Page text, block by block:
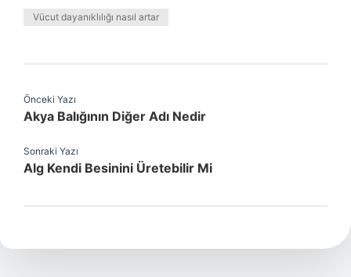
Vücut dayanıklılığı nasıl artar
Önceki Yazı
Akya Balığının Diğer Adı Nedir
Sonraki Yazı
Alg Kendi Besinini Üretebilir Mi